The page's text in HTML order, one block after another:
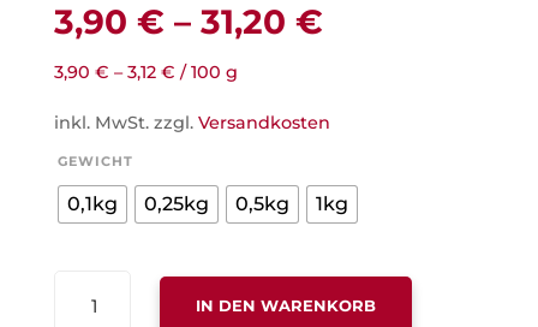
3,90 € – 31,20 €
3,90 € –3,12 € / 100 g
inkl. MwSt. zzgl. Versandkosten
GEWICHT
0,1kg 0,25kg 0,5kg 1kg
PAUL
IN DEN WARENKORB